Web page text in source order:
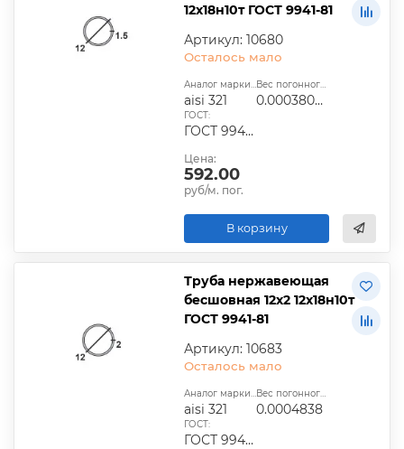
12х18н10т ГОСТ 9941-81
Артикул: 10680
Осталось мало
Аналог марки стали:
aisi 321
Вес погонного метра, т.:
0.0003809925
ГОСТ:
ГОСТ 9940-81, ГОСТ 9941-81, ГОСТ 24030-80, ГОСТ 10498-82
Цена:
592.00
руб/м. пог.
В корзину
Труба нержавеющая
бесшовная 12х2 12х18н10т
ГОСТ 9941-81
Артикул: 10683
Осталось мало
Аналог марки стали:
aisi 321
Вес погонного метра, т.:
0.0004838
ГОСТ:
ГОСТ 9940-81, ГОСТ 9941-81, ГОСТ 24030-80, ГОСТ 10498-82